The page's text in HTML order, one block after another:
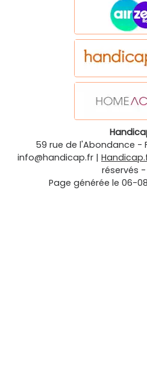
59 rue de l'Abondance -
info@handicap.fr |
réservés -
Page générée le 06-